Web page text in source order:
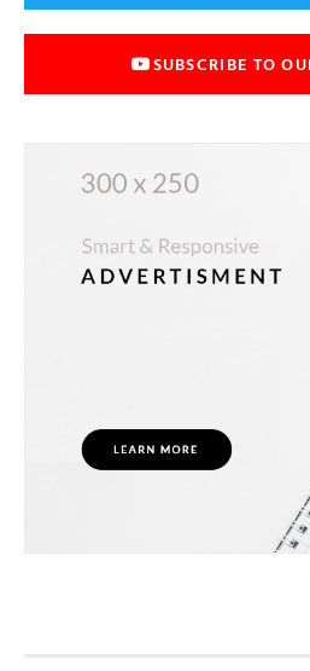
SUBSCRIBE TO